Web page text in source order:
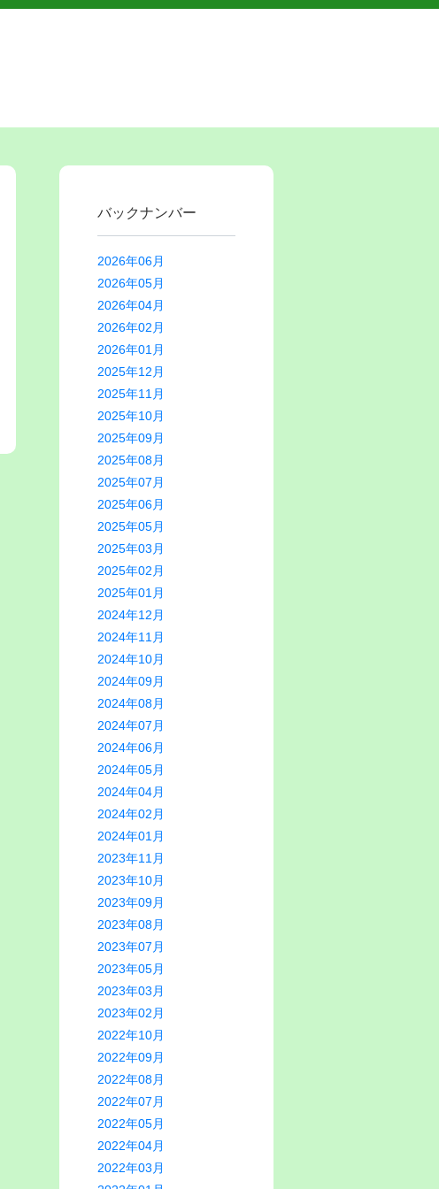
バックナンバー
2026年06月
2026年05月
2026年04月
2026年02月
2026年01月
2025年12月
2025年11月
2025年10月
2025年09月
2025年08月
2025年07月
2025年06月
2025年05月
2025年03月
2025年02月
2025年01月
2024年12月
2024年11月
2024年10月
2024年09月
2024年08月
2024年07月
2024年06月
2024年05月
2024年04月
2024年02月
2024年01月
2023年11月
2023年10月
2023年09月
2023年08月
2023年07月
2023年05月
2023年03月
2023年02月
2022年10月
2022年09月
2022年08月
2022年07月
2022年05月
2022年04月
2022年03月